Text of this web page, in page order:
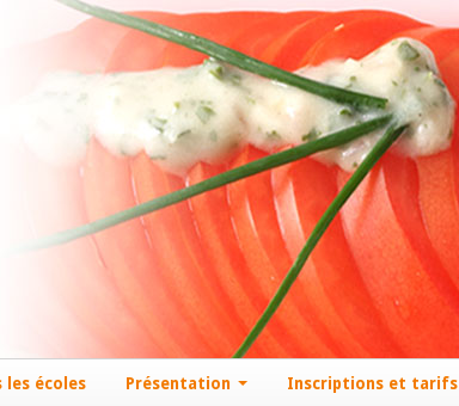
les écoles Présentation Inscriptions et tarifs